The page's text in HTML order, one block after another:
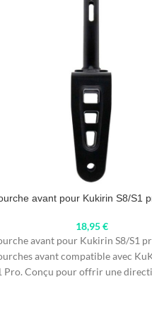
avant pour Kukirin S8/S1
18,95€
avant pour Kukirin S8/S1
avant compatible avec
Pro. Conçu pour offrir une